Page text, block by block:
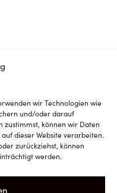
wir Technologien wie
und/oder darauf
zustimmst, können wir Daten
dieser Website verarbeiten.
zurückziehst, können
werden.